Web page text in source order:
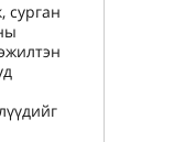
сурган